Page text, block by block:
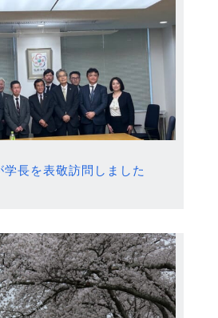
長を表敬訪問しました